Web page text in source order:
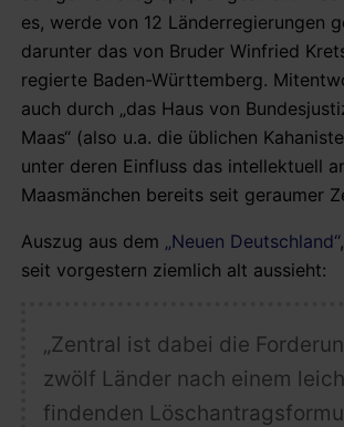
es, werde von 12 Länderregierungen
darunter das von Bruder Winfried
regierte Baden-Württemberg.
auch durch „das Haus von
Maas“ (also u.a. die üblichen
unter deren Einfluss das intellektuell
Maasmänchen bereits seit geraumer
Auszug aus dem „Neuen Deutschland“
seit vorgestern ziemlich alt aussieht:
„Zentral ist dabei die
zwölf Länder nach einem
findenden